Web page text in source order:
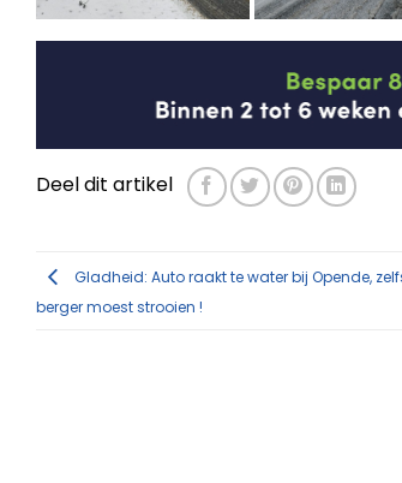
Deel dit artikel
Gladheid: Auto raakt te water bij Opende,
berger moest strooien !